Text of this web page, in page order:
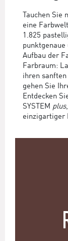
Tauchen Sie
eine
1.825
Aufbau der
Farbraum:
ihren
gehen Sie
Entdecken
SYSTEM plus
einzigartiger